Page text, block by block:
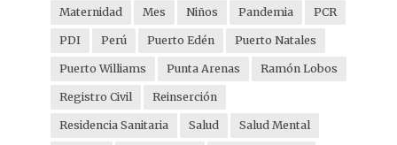
Maternidad Mes Niños Pandemia PCR
PDI Perú Puerto Edén Puerto Natales
Puerto Williams Punta Arenas Ramón Lobos
Registro Civil Reinserción
Residencia Sanitaria Salud Salud Mental